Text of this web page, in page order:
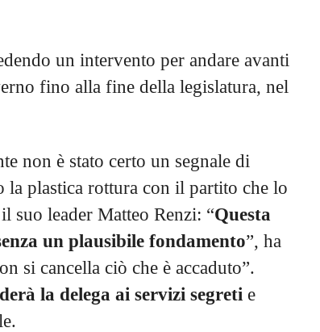
un intervento per andare avanti
fino alla fine della legislatura, nel
non è stato certo un segnale di
la plastica rottura con il partito che lo
suo leader Matteo Renzi: “Questa
un plausibile fondamento”, ha
si cancella ciò che è accaduto”.
la delega ai servizi segreti e